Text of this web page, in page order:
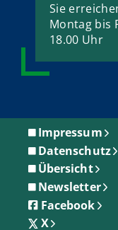
Sie
Montag bis
18.00 Uhr
Impressum
Datenschutz
Übersicht
Newsletter
Facebook
X